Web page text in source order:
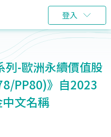
登入
列-歐洲永續價值股
PP80)》自2023
文名稱